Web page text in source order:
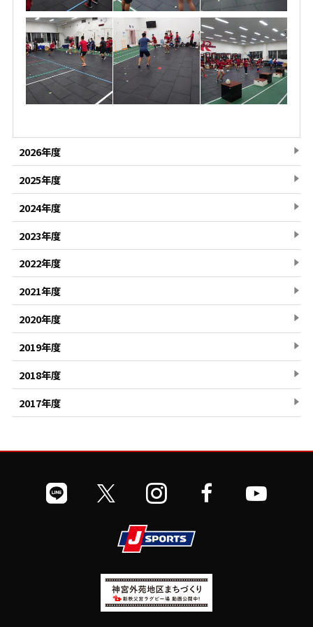
2026年度
2025年度
2024年度
2023年度
2022年度
2021年度
2020年度
2019年度
2018年度
2017年度